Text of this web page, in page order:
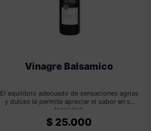
Vinagre Balsamico
El equilibrio adecuado de sensaciones agrias
y dulces le permite apreciar el sabor en su
totalidad.
$ 25.000